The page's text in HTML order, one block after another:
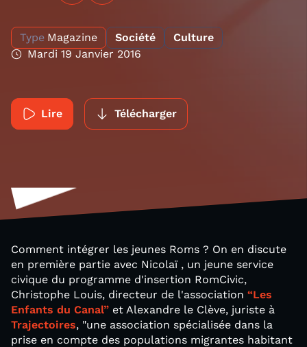
Type Magazine Société
Culture
Mardi 19 Janvier 2016
Lire Télécharger
Comment intégrer les jeunes Roms ? On en discute
en première partie avec Nicolaï , un jeune service
civique du programme d'insertion RomCivic,
Christophe Louis, directeur de l'association “Les
Enfants du Canal” et Alexandre le Clève, juriste à
Trajectoires, "une association spécialisée dans la
prise en compte des populations migrantes habitant